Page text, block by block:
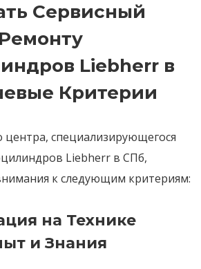
Сервисный
Liebherr в
Критерии
центра, специализирующегося
Liebherr в СПб,
к следующим критериям:
на Технике
и Знания